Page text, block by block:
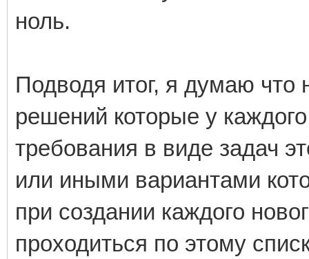
ноль.
Подводя итог, я думаю что
решений которые у
требования в виде задач
или иными вариантами
при создании каждого
проходиться по этому